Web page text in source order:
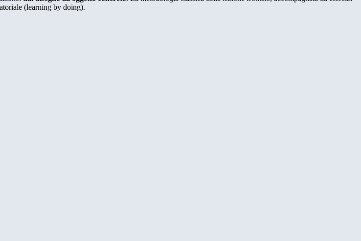
(learning by doing).